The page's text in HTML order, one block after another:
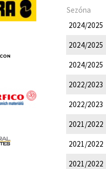
Sezóna
2024/2025
2024/2025
2024/2025
2022/2023
2022/2023
2021/2022
2021/2022
2021/2022